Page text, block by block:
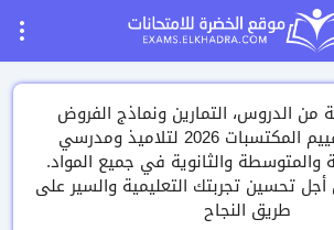
من الدروس، التمارين ونماذج الفروض
والاختبارات وتقييم المكتسبات 2026 لتلاميذ ومدرسي
والمتوسطة والثانوية في جميع المواد.
أجل تحسين تجربتك التعليمية والسير على
طريق النجاح